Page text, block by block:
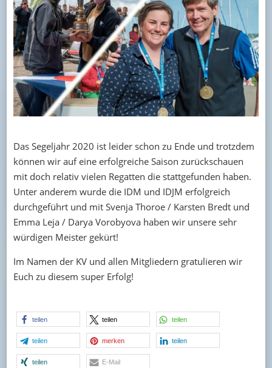
Das Segeljahr 2020 ist leider schon zu Ende und trotzdem
können wir auf eine erfolgreiche Saison zurückschauen
mit doch relativ vielen Regatten die stattgefunden haben.
Unter anderem wurde die IDM und IDJM erfolgreich
durchgeführt und mit Svenja Thoroe / Karsten Bredt und
Emma Leja / Darya Vorobyova haben wir unsere sehr
würdigen Meister gekürt!
Im Namen der KV und allen Mitgliedern gratulieren wir
Euch zu diesem super Erfolg!
teilen teilen teilen
teilen merken teilen
teilen E-Mail